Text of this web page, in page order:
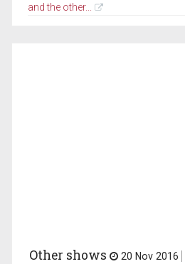
and the other...
Other shows 20 Nov 2016